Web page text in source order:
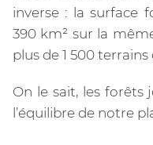
inverse : la surface
390 km² sur la
plus de 1 500
On le sait, les forêts
l’équilibre de notre